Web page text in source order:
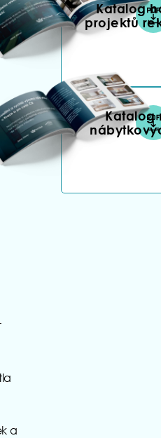
a
Katalog
projektů
Katalog